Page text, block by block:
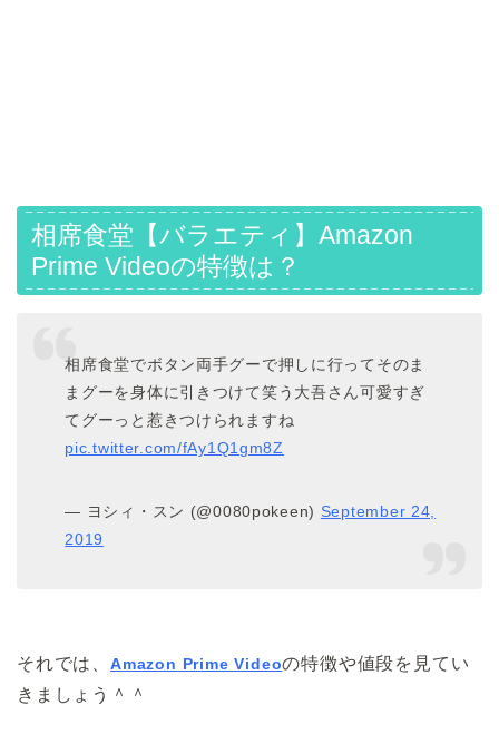
相席食堂【バラエティ】Amazon
Prime Videoの特徴は？
相席食堂でボタン両手グーで押しに行ってそのま
まグーを身体に引きつけて笑う大吾さん可愛すぎ
てグーっと惹きつけられますね
pic.twitter.com/fAy1Q1gm8Z
— ヨシィ・スン (@0080pokeen) September 24,
2019
それでは、 Amazon Prime Videoの特徴や値段を見てい
きましょう＾＾